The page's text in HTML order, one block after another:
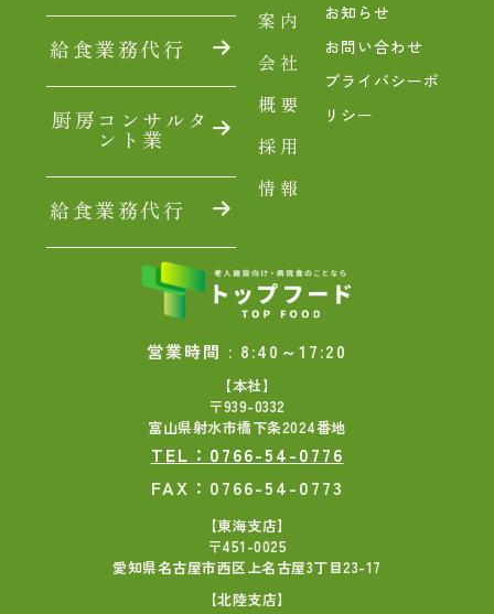
給食業務代行
厨房コンサルタ
ント業
給食業務代行
案内
会社
概要
採用
情報
お知らせ
お問い合わせ
プライバシーポ
リシー
営業時間 : 8:40～17:20
【本社】
〒939-0332
富山県射水市橋下条2024番地
TEL：0766-54-0776
FAX：0766-54-0773
【東海支店】
〒451-0025
愛知県名古屋市西区上名古屋3丁目23-17
【北陸支店】